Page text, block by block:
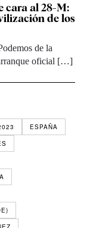
cara al 28-M:
de los
de la
oficial […]
ESPAÑA